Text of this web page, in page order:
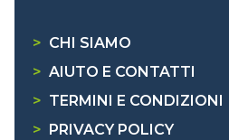
> CHI SIAMO
> AIUTO E CONTATTI
> TERMINI E CONDIZIONI
>
PRIVACY POLICY